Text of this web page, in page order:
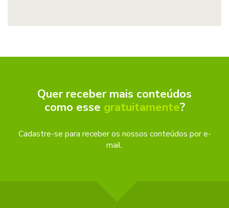
Quer receber mais conteúdos
como esse gratuitamente?
Cadastre-se para receber os nossos conteúdos por e-
mail.